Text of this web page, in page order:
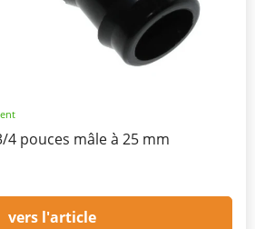
4 pouces mâle à 25 mm
vers l'article